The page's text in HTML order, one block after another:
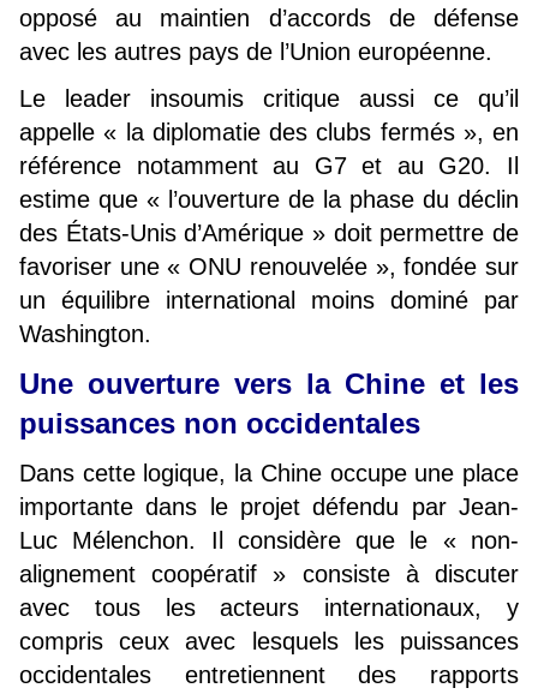
opposé au maintien d’accords de défense
avec les autres pays de l’Union européenne.
Le leader insoumis critique aussi ce qu’il
appelle « la diplomatie des clubs fermés », en
référence notamment au G7 et au G20. Il
estime que « l’ouverture de la phase du déclin
des États-Unis d’Amérique » doit permettre de
favoriser une « ONU renouvelée », fondée sur
un équilibre international moins dominé par
Washington.
Une ouverture vers la Chine et les
puissances non occidentales
Dans cette logique, la Chine occupe une place
importante dans le projet défendu par Jean-
Luc Mélenchon. Il considère que le « non-
alignement coopératif » consiste à discuter
avec tous les acteurs internationaux, y
compris ceux avec lesquels les puissances
occidentales entretiennent des rapports